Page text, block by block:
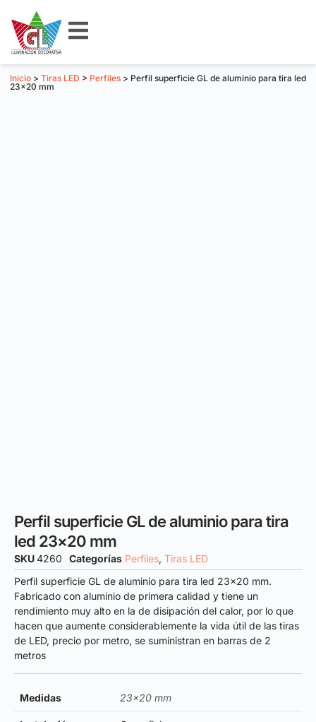
Inicio > Tiras LED > Perfiles > Perfil superficie GL de aluminio para tira led
23×20 mm
Perfil superficie GL de aluminio para tira
led 23×20 mm
SKU4260 Categorías Perfiles, Tiras LED
Perfil superficie GL de aluminio para tira led 23×20 mm.
Fabricado con aluminio de primera calidad y tiene un
rendimiento muy alto en la de disipación del calor, por lo que
hacen que aumente considerablemente la vida útil de las tiras
de LED, precio por metro, se suministran en barras de 2
metros
Medidas 23×20 mm